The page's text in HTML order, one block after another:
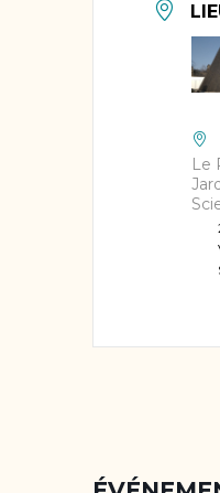
Le